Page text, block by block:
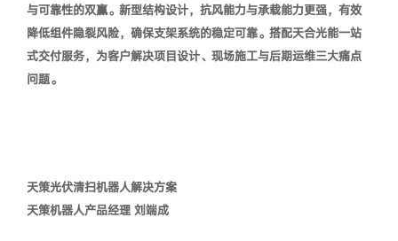
与可靠性的双赢。新型结构设计，抗风能力与承载能力更强，有效
降低组件隐裂风险，确保支架系统的稳定可靠。搭配天合光能一站
式交付服务， 为客户解决项目设计、现场施工与后期运维三大痛点
问题。
天策光伏清扫机器人解决方案
天策机器人产品经理 刘端成